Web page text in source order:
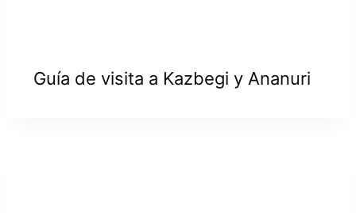
Guía de visita a Kazbegi y Ananuri